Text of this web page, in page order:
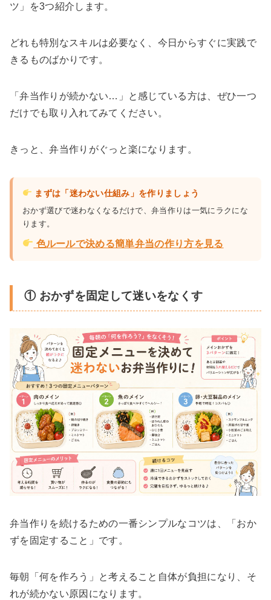
ツ」を3つ紹介します。
どれも特別なスキルは必要なく、今日からすぐに実践で
きるものばかりです。
「弁当作りが続かない…」と感じている方は、ぜひ一つ
だけでも取り入れてみてください。
きっと、弁当作りがぐっと楽になります。
まずは「迷わない仕組み」を作りましょう
おかず選びで迷わなくなるだけで、弁当作りは一気にラクにな
ります。
色ルールで決める簡単弁当の作り方を見る
① おかずを固定して迷いをなくす
弁当作りを続けるための一番シンプルなコツは、「おか
ずを固定すること」です。
毎朝「何を作ろう」と考えること自体が負担になり、そ
れが続かない原因になります。